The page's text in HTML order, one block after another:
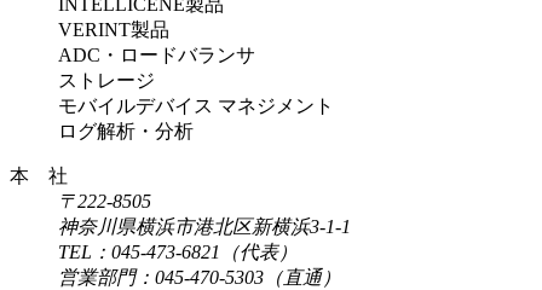
VERINT製品
ADC・ロードバランサ
ストレージ
モバイルデバイス マネジメント
ログ解析・分析
本 社
〒222-8505
神奈川県横浜市港北区新横浜3-1-1
TEL：045-473-6821（代表）
営業部門：045-470-5303（直通）